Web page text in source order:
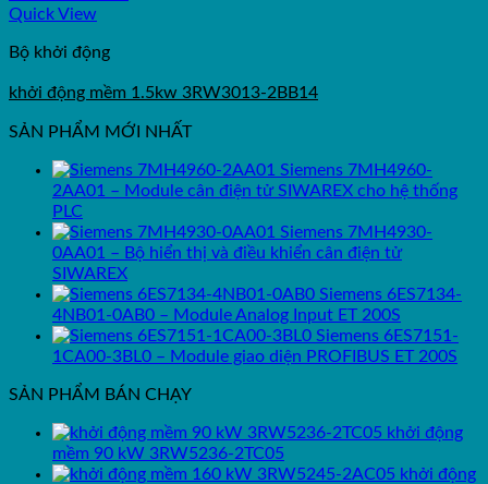
Quick View
Bộ khởi động
khởi động mềm 1.5kw 3RW3013-2BB14
SẢN PHẨM MỚI NHẤT
Siemens 7MH4960-
2AA01 – Module cân điện tử SIWAREX cho hệ thống
PLC
Siemens 7MH4930-
0AA01 – Bộ hiển thị và điều khiển cân điện tử
SIWAREX
Siemens 6ES7134-
4NB01-0AB0 – Module Analog Input ET 200S
Siemens 6ES7151-
1CA00-3BL0 – Module giao diện PROFIBUS ET 200S
SẢN PHẨM BÁN CHẠY
khởi động
mềm 90 kW 3RW5236-2TC05
khởi động